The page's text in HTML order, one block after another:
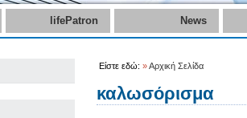
lifePatron News
Είστε εδώ: »Αρχική Σελίδα
καλωσόρισμα